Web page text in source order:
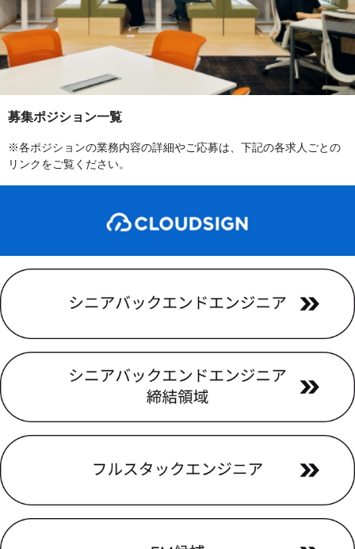
募集ポジション一覧
※各ポジションの業務内容の詳細やご応募は、下記の各求人ごとの
リンクをご覧ください。